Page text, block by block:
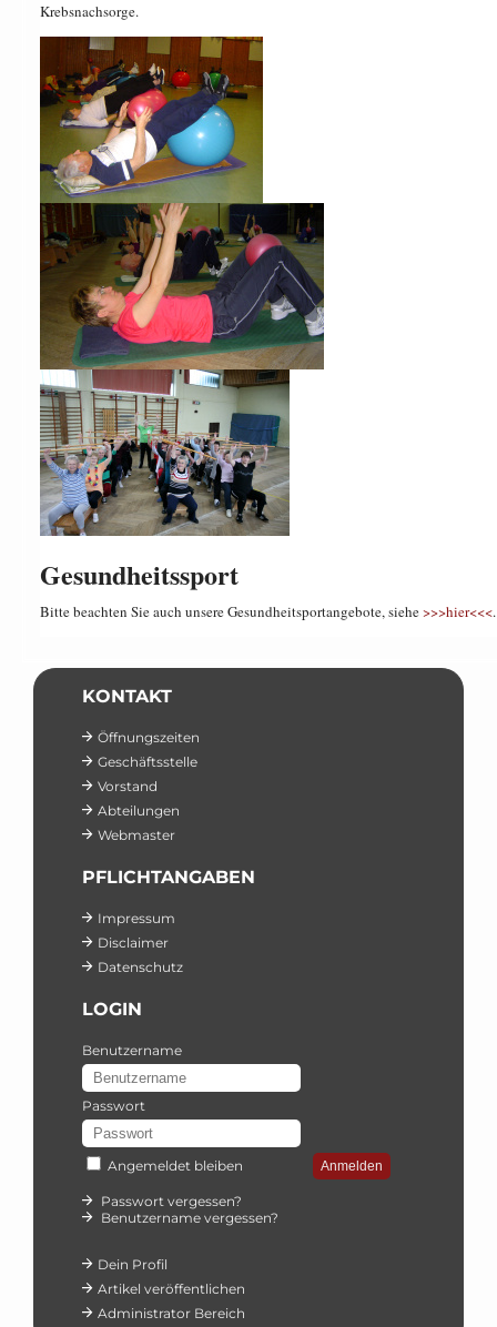
Krebsnachsorge.
Gesundheitssport
Bitte beachten Sie auch unsere Gesundheitsportangebote, siehe>>>hier<<<.
KONTAKT
Öffnungszeiten
Geschäftsstelle
Vorstand
Abteilungen
Webmaster
PFLICHTANGABEN
Impressum
Disclaimer
Datenschutz
LOGIN
Benutzername
Passwort
Angemeldet bleiben Anmelden
Passwort vergessen?
Benutzername vergessen?
Dein Profil
Artikel veröffentlichen
Administrator Bereich